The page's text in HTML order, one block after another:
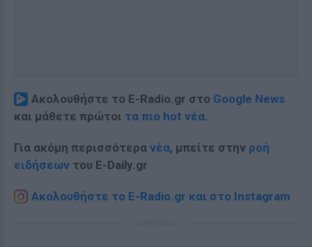
Ακολουθήστε το E-Radio.gr στο Google News
και μάθετε πρώτοι τα πιο hot νέα.
Για ακόμη περισσότερα νέα, μπείτε στην ροή
ειδήσεων του E-Daily.gr
Ακολουθήστε το E-Radio.gr και στο Instagram